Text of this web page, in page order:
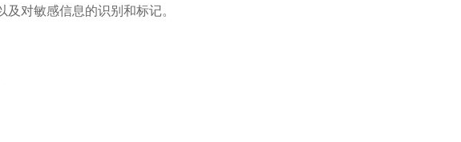
对敏感信息的识别和标记。